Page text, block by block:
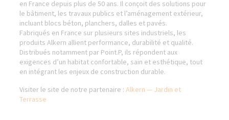
en France depuis plus de 50 ans. Il conçoit des solutions pour
le bâtiment, les travaux publics et l’aménagement extérieur,
incluant blocs béton, planchers, dalles et pavés.
Fabriqués en France sur plusieurs sites industriels, les
produits Alkern allient performance, durabilité et qualité.
Distribués notamment par Point.P, ils répondent aux
exigences d’un habitat confortable, sain et esthétique, tout
en intégrant les enjeux de construction durable.
Visiter le site de notre partenaire :Alkern — Jardin et
Terrasse